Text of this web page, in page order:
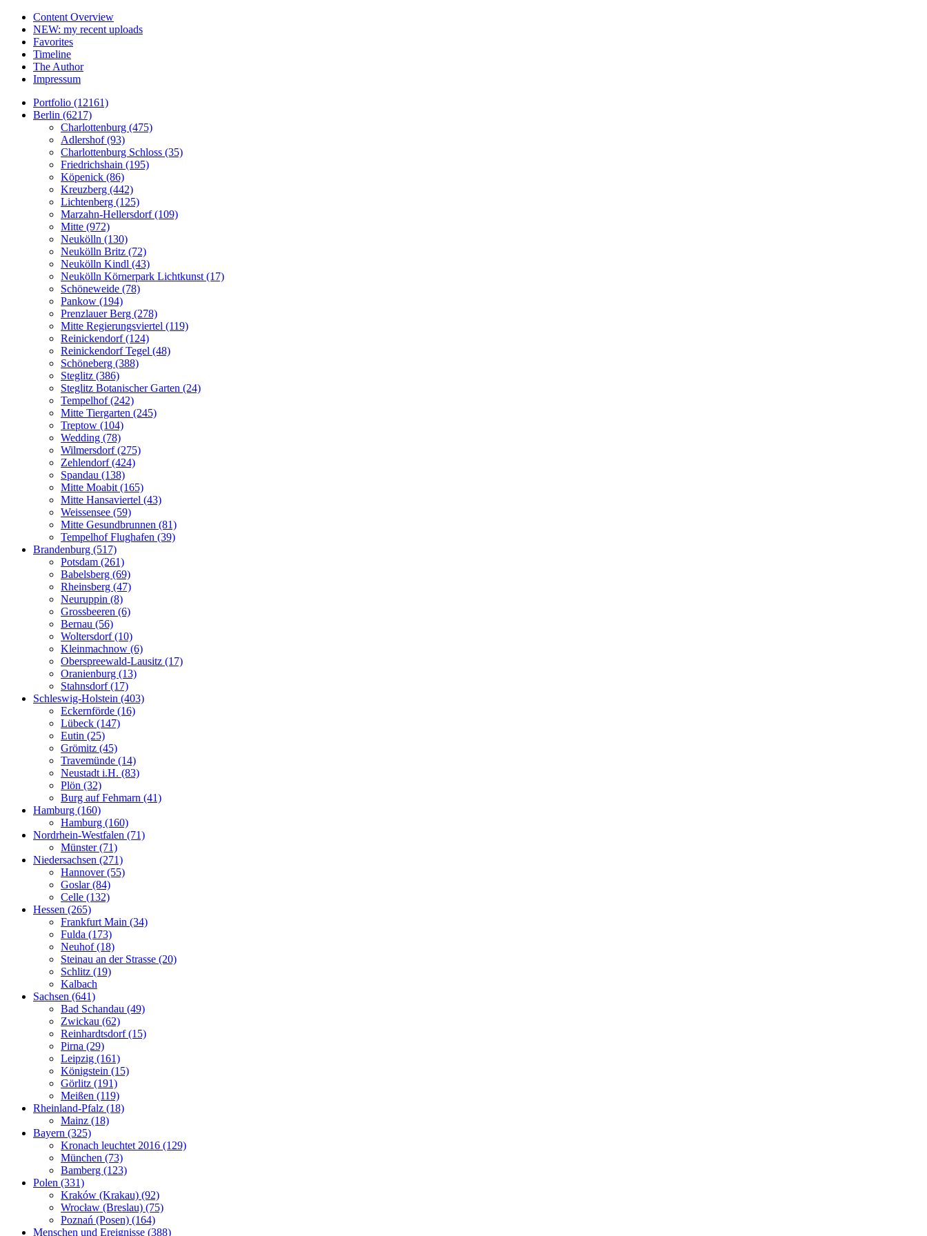
Content Overview
NEW: my recent uploads
Favorites
Timeline
The Author
Impressum
Portfolio (12161)
Berlin (6217)
Charlottenburg (475)
Adlershof (93)
Charlottenburg Schloss (35)
Friedrichshain (195)
Köpenick (86)
Kreuzberg (442)
Lichtenberg (125)
Marzahn-Hellersdorf (109)
Mitte (972)
Neukölln (130)
Neukölln Britz (72)
Neukölln Kindl (43)
Neukölln Körnerpark Lichtkunst (17)
Schöneweide (78)
Pankow (194)
Prenzlauer Berg (278)
Mitte Regierungsviertel (119)
Reinickendorf (124)
Reinickendorf Tegel (48)
Schöneberg (388)
Steglitz (386)
Steglitz Botanischer Garten (24)
Tempelhof (242)
Mitte Tiergarten (245)
Treptow (104)
Wedding (78)
Wilmersdorf (275)
Zehlendorf (424)
Spandau (138)
Mitte Moabit (165)
Mitte Hansaviertel (43)
Weissensee (59)
Mitte Gesundbrunnen (81)
Tempelhof Flughafen (39)
Brandenburg (517)
Potsdam (261)
Babelsberg (69)
Rheinsberg (47)
Neuruppin (8)
Grossbeeren (6)
Bernau (56)
Woltersdorf (10)
Kleinmachnow (6)
Oberspreewald-Lausitz (17)
Oranienburg (13)
Stahnsdorf (17)
Schleswig-Holstein (403)
Eckernförde (16)
Lübeck (147)
Eutin (25)
Grömitz (45)
Travemünde (14)
Neustadt i.H. (83)
Plön (32)
Burg auf Fehmarn (41)
Hamburg (160)
Hamburg (160)
Nordrhein-Westfalen (71)
Münster (71)
Niedersachsen (271)
Hannover (55)
Goslar (84)
Celle (132)
Hessen (265)
Frankfurt Main (34)
Fulda (173)
Neuhof (18)
Steinau an der Strasse (20)
Schlitz (19)
Kalbach
Sachsen (641)
Bad Schandau (49)
Zwickau (62)
Reinhardtsdorf (15)
Pirna (29)
Leipzig (161)
Königstein (15)
Görlitz (191)
Meißen (119)
Rheinland-Pfalz (18)
Mainz (18)
Bayern (325)
Kronach leuchtet 2016 (129)
München (73)
Bamberg (123)
Polen (331)
Kraków (Krakau) (92)
Wrocław (Breslau) (75)
Poznań (Posen) (164)
Menschen und Ereignisse (388)